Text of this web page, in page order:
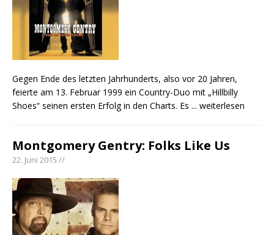
Gegen Ende des letzten Jahrhunderts, also vor 20 Jahren,
feierte am 13. Februar 1999 ein Country-Duo mit „Hillbilly
Shoes“ seinen ersten Erfolg in den Charts. Es ... weiterlesen
Montgomery Gentry: Folks Like Us
22. Juni 2015 //